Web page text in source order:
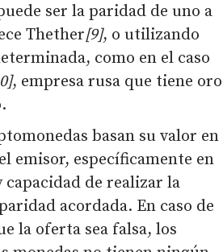
ser la paridad de uno a
Thether[9], o utilizando
como en el caso
, empresa rusa que tiene oro
basan su valor en
emisor, específicamente en
capacidad de realizar la
acordada. En caso de
la oferta sea falsa, los